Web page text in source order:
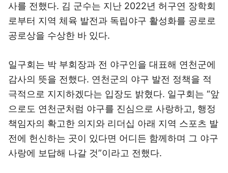
사를 전했다. 김 군수는 지난 2022년 허구연 장학회
로부터 지역 체육 발전과 독립야구 활성화를 공로로
공로상을 수상한 바 있다.
일구회는 박 부회장과 전 야구인을 대표해 연천군에
감사의 뜻을 전했다. 연천군의 야구 발전 정책을 적
극적으로 지지하겠다는 입장도 밝혔다. 일구회는 “앞
으로도 연천군처럼 야구를 진심으로 사랑하고, 행정
책임자의 확고한 의지와 리더십 아래 지역 스포츠 발
전에 헌신하는 곳이 있다면 어디든 함께하며 그 야구
사랑에 보답해 나갈 것”이라고 전했다.